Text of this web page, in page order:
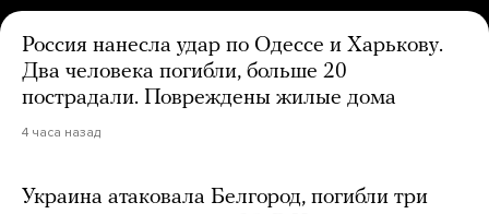
Россия нанесла удар по Одессе и Харькову.
Два человека погибли, больше 20
пострадали. Повреждены жилые дома
4 часа назад
Украина атаковала Белгород, погибли три